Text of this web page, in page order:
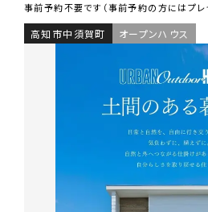
事前予約不要です（事前予約の方にはプレ
高知市中須賀町 オープンハウス